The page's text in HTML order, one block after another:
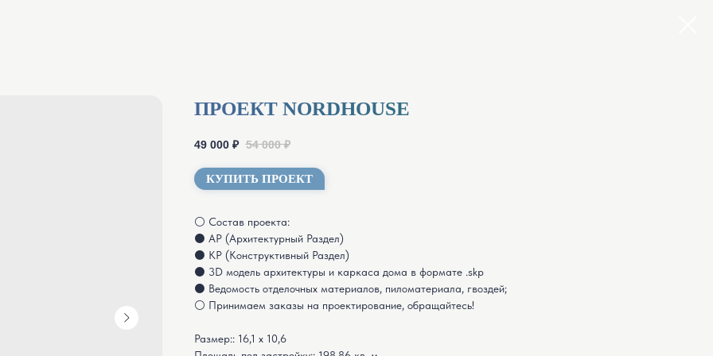
ПРОЕКТ NORDHOUSE
49 000 ₽ 54 000 ₽
КУПИТЬ ПРОЕКТ
⚪ Состав проекта:
⚫ АР (Архитектурный Раздел)
⚫ КР (Конструктивный Раздел)
⚫ 3D модель архитектуры и каркаса дома в формате .skp
⚫ Ведомость отделочных материалов, пиломатериала, гвоздей;
⚪ Принимаем заказы на проектирование, обращайтесь!
Размер:: 16,1 х 10,6